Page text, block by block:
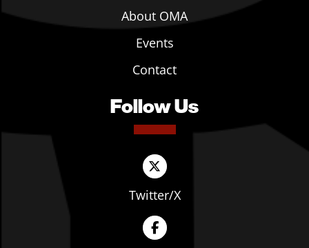
About OMA
Events
Contact
Follow Us
Twitter/X